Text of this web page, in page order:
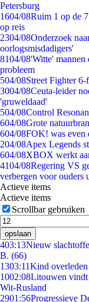
Petersburg
1604/08Ruim 1 op de
op reis
2304/08Onderzoek
oorlogsmisdadigers'
8104/08'Witte' mannen
probleem
504/08Street Fighter
3004/08Ceuta-leider
'gruweldaad'
504/08Control
604/08Grote
604/08FOK! was even
204/08Apex Legends
604/08XBOX werkt
4104/08Regering VS
verbergen voor ouders
Actieve items
Actieve items
Scrollbar gebruiken
opslaan
403:13Nieuw
B. (66)
1303:11Kind
1002:08Litouwen vindt
Wit-Rusland
2901:56Progressieve